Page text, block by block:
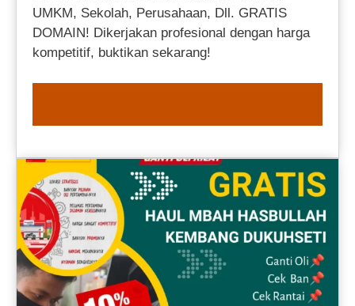
UMKM, Sekolah, Perusahaan, Dll. GRATIS
DOMAIN! Dikerjakan profesional dengan harga
kompetitif, buktikan sekarang!